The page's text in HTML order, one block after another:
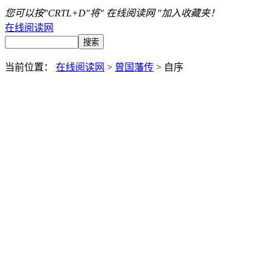
您可以按"CRTL+D"将" 在线阅读网 "加入收藏夹！
在线阅读网
当前位置： 在线阅读网 > 曾国藩传 > 自序